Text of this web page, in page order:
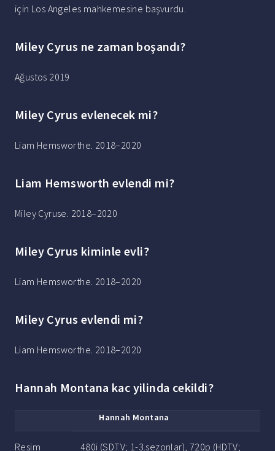
için Los Angeles mahkemesine başvurdu.
Miley Cyrus ne zaman boşandı?
Ağustos 2019
Miley Cyrus evlenecek mi?
Liam Hemsworthe. 2018–2020
Liam Hemsworth evlendi mi?
Miley Cyruse. 2018–2020
Miley Cyrus kiminle evli?
Liam Hemsworthe. 2018–2020
Miley Cyrus evlendi mi?
Liam Hemsworthe. 2018–2020
Hannah Montana kac yilinda cekildi?
Hannah Montana
Resim 480i (SDTV; 1-3.sezonlar), 720p (HDTV;